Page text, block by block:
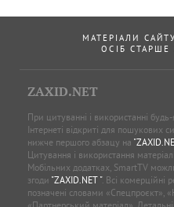
МАТЕРІАЛИ
ОСІБ СТАРШЕ
ZAXID.NET
При цитуванні і використанні
Інтернеті відкриті для пошукових
нижче першого абзацу на
Цитування і використання
Мобільних додатках, SmartTV
згоди "ZAXID.NET ". Всі комерційні
позначені словами «Спецпроєкт»,